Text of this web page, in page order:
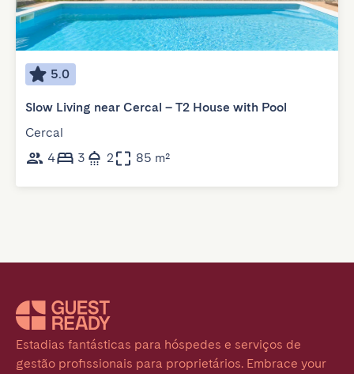
5.0
Slow Living near Cercal – T2 House with Pool
Cercal
4
3 2 85 m²
Estadias fantásticas para hóspedes e serviços de
gestão profissionais para proprietários. Embrace your